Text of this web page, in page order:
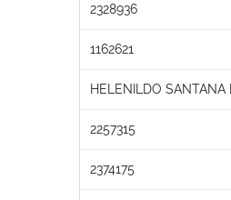
2328936
1162621
HELENILDO SANTANA
2257315
2374175